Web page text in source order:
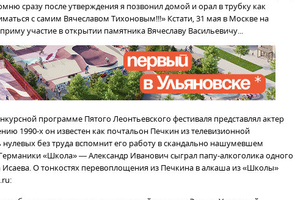
сразу после утверждения я позвонил домой и орал в трубку как
с самим Вячеславом Тихоновым!!!» Кстати, 31 мая в Москве на
участие в открытии памятника Вячеславу Васильевичу...
программе Пятого Леонтьевского фестиваля представлял актер
1990-х он известен как почтальон Печкин из телевизионной
без труда вспомнит его работу в скандально нашумевшем
«Школа» — Александр Иванович сыграл папу-алкоголика одного
Исаева. О тонкостях перевоплощения из Печкина в алкаша из «Школы»